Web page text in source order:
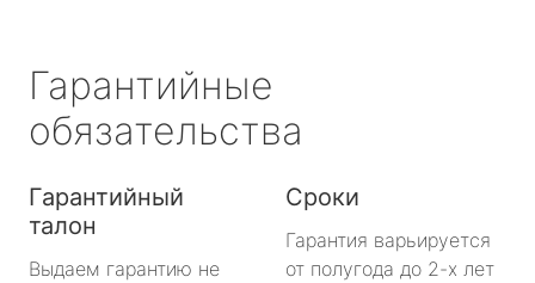
Гарантийные
обязательства
Гарантийный
талон
Выдаем гарантию не
Сроки
Гарантия варьируется
от полугода до 2-х лет